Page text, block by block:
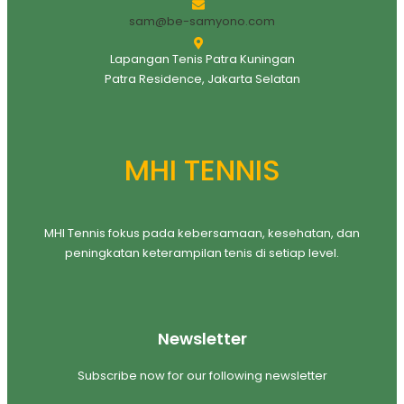
sam@be-samyono.com
Lapangan Tenis Patra Kuningan
Patra Residence, Jakarta Selatan
MHI TENNIS
MHI Tennis fokus pada kebersamaan, kesehatan, dan
peningkatan keterampilan tenis di setiap level.
Newsletter
Subscribe now for our following newsletter